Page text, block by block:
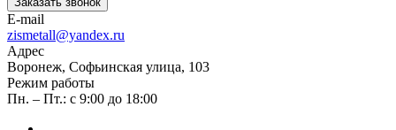
E-mail
zismetall@yandex.ru
Адрес
Воронеж, Софьинская улица, 103
Режим работы
Пн. – Пт.: с 9:00 до 18:00